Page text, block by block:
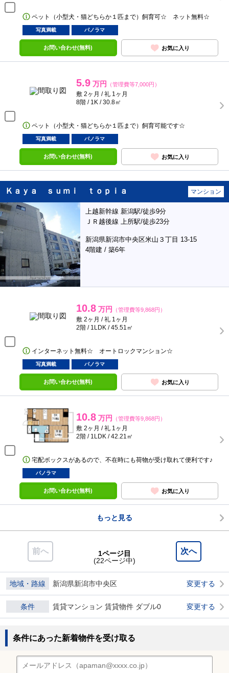
ペット（小型犬・猫どちらか１匹まで）飼育可☆ ネット無料☆
写真満載 パノラマ
お問い合わせ(無料) お気に入り
5.9 万円 （管理費等7,000円）
敷 2ヶ月 / 礼 1ヶ月
8階 / 1K / 30.8㎡
ペット（小型犬・猫どちらか１匹まで）飼育可能です☆
写真満載 パノラマ
お問い合わせ(無料) お気に入り
Ｋａｙａ ｓｕｍｉ ｔｏｐｉａ マンション
上越新幹線 新潟駅/徒歩9分
ＪＲ越後線 上所駅/徒歩23分
新潟県新潟市中央区米山３丁目 13-15
4階建 / 築6年
10.8 万円 （管理費等9,868円）
敷 2ヶ月 / 礼 1ヶ月
2階 / 1LDK / 45.51㎡
インターネット無料☆ オートロックマンション☆
写真満載 パノラマ
お問い合わせ(無料) お気に入り
10.8 万円 （管理費等9,868円）
敷 2ヶ月 / 礼 1ヶ月
2階 / 1LDK / 42.21㎡
宅配ボックスがあるので、不在時にも荷物が受け取れて便利です♪
パノラマ
お問い合わせ(無料) お気に入り
もっと見る
前へ 次へ
1ページ目
(22ページ中)
地域・路線 新潟県新潟市中央区 変更する
条件 賃貸マンション 賃貸物件 ダブル0 変更する
条件にあった新着物件を受け取る